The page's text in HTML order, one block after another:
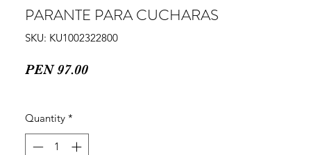
PARANTE PARA CUCHARAS
SKU: KU1002322800
PEN 97.00Price
Quantity *